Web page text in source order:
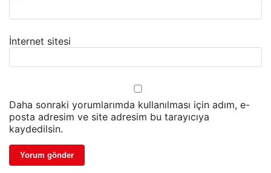
İnternet sitesi
Daha sonraki yorumlarımda kullanılması için adım, e-
posta adresim ve site adresim bu tarayıcıya
kaydedilsin.